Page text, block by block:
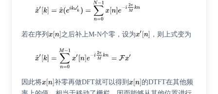
若在序列 之后补上M-N个零，设为 ，则上式变为
因此将 补零再做DFT就可以得到
的DTFT在其他频